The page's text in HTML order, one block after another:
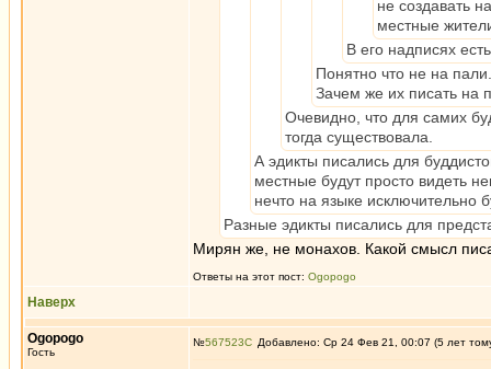
не создавать
местные
В его надписях
Понятно что не на
Зачем же их писать на
Очевидно, что для самих
тогда существовала.
А эдикты писались для
местные будут просто видеть
нечто на языке исключительно
Разные эдикты писались для
Мирян же, не монахов. Какой смысл
Ответы на этот пост: Ogopogo
Наверх
Ogopogo
Гость
№567523 Добавлено: Ср 24 Фев 21, 00:07 (5 лет